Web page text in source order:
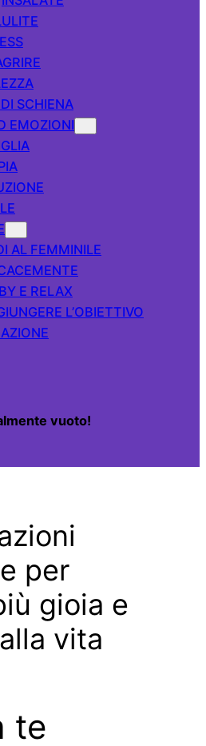
SCHIENA
EMOZIONI
AL FEMMINILE
E RELAX
L’OBIETTIVO
vuoto!
per
gioia e
vita
te